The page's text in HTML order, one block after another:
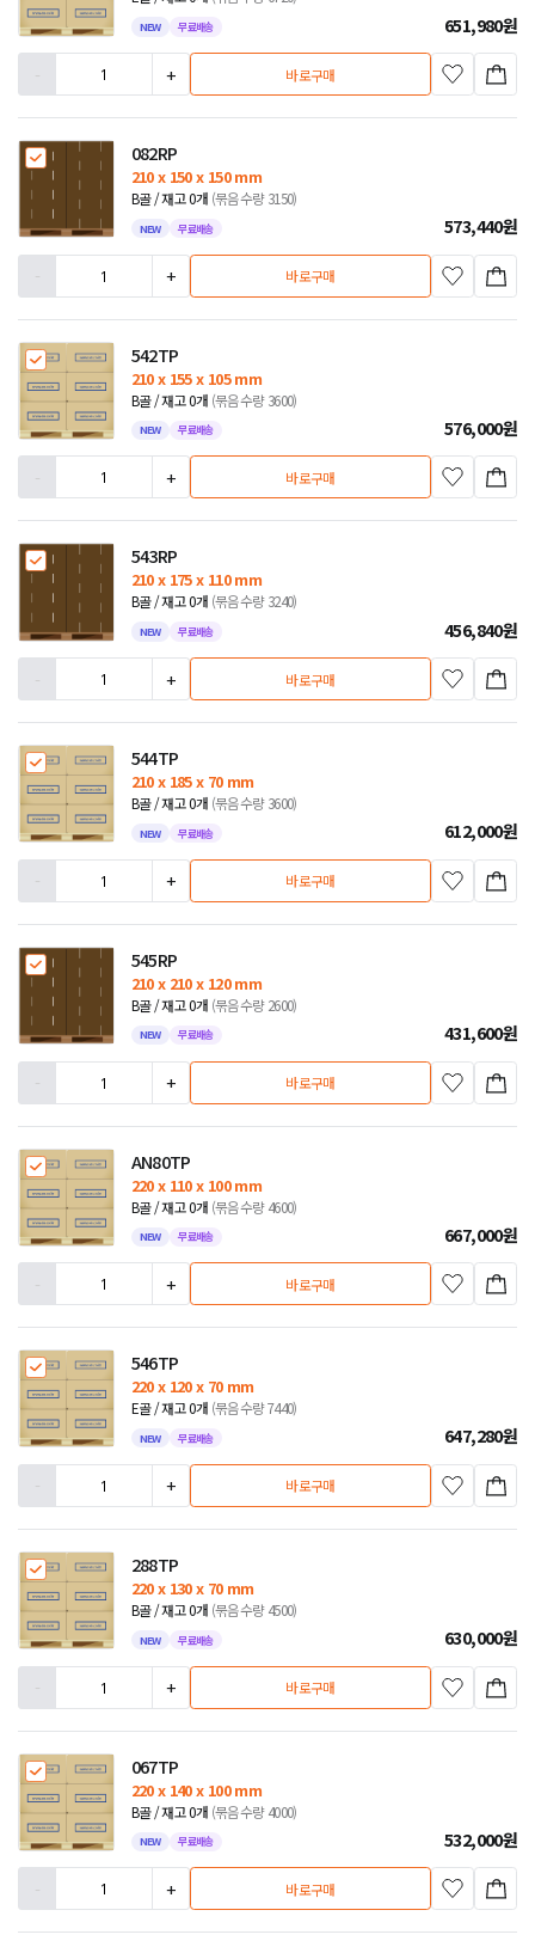
NEW 무료배송 651,980원
-
+ 바로구매
082RP
210 x 150 x 150 mm
B골 / 재고 0개 (묶음수량 3150)
NEW 무료배송 573,440원
-
+ 바로구매
542TP
210 x 155 x 105 mm
B골 / 재고 0개 (묶음수량 3600)
NEW 무료배송 576,000원
-
+ 바로구매
543RP
210 x 175 x 110 mm
B골 / 재고 0개 (묶음수량 3240)
NEW 무료배송 456,840원
-
+ 바로구매
544TP
210 x 185 x 70 mm
B골 / 재고 0개 (묶음수량 3600)
NEW 무료배송 612,000원
-
+ 바로구매
545RP
210 x 210 x 120 mm
B골 / 재고 0개 (묶음수량 2600)
NEW 무료배송 431,600원
-
+ 바로구매
AN80TP
220 x 110 x 100 mm
B골 / 재고 0개 (묶음수량 4600)
NEW 무료배송 667,000원
-
+ 바로구매
546TP
220 x 120 x 70 mm
E골 / 재고 0개 (묶음수량 7440)
NEW 무료배송 647,280원
-
+ 바로구매
288TP
220 x 130 x 70 mm
B골 / 재고 0개 (묶음수량 4500)
NEW 무료배송 630,000원
-
+ 바로구매
067TP
220 x 140 x 100 mm
B골 / 재고 0개 (묶음수량 4000)
NEW 무료배송 532,000원
-
+ 바로구매